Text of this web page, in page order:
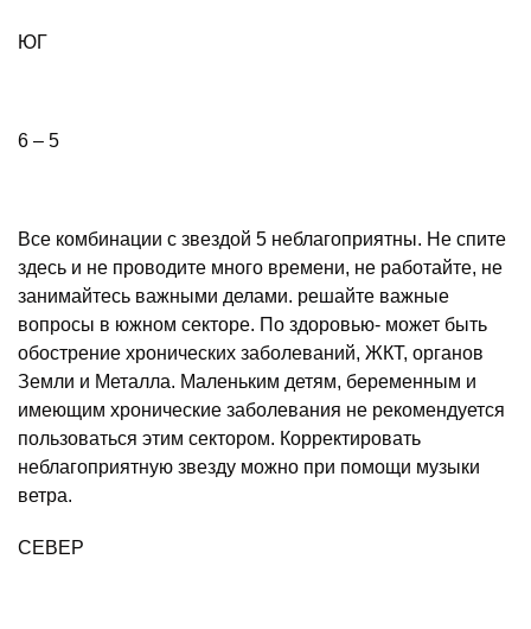
ЮГ
6 – 5
Все комбинации с звездой 5 неблагоприятны. Не спите
здесь и не проводите много времени, не работайте, не
занимайтесь важными делами. решайте важные
вопросы в южном секторе. По здоровью- может быть
обострение хронических заболеваний, ЖКТ, органов
Земли и Металла. Маленьким детям, беременным и
имеющим хронические заболевания не рекомендуется
пользоваться этим сектором. Корректировать
неблагоприятную звезду можно при помощи музыки
ветра.
СЕВЕР